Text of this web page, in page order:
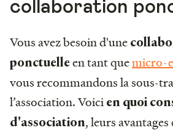
collaboration
Vous avez besoin d'une
ponctuelleen tant quemicro-
vous recommandons la sous-
l’association. Voici en quoi
d'association, leurs avantages